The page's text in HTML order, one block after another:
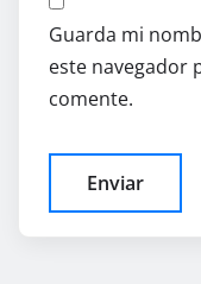
Guarda mi
este navegador
comente.